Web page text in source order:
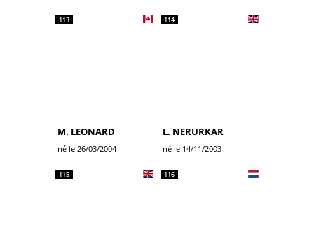
113
M. LEONARD
né le 26/03/2004
114
L. NERURKAR
né le 14/11/2003
115 116